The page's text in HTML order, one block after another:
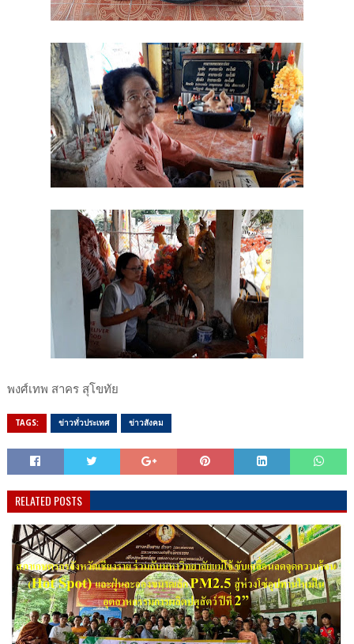
พงศ์เทพ สาคร สุโขทัย
TAGS: ข่าวทั่วประเทศ ข่าวสังคม
RELATED POSTS